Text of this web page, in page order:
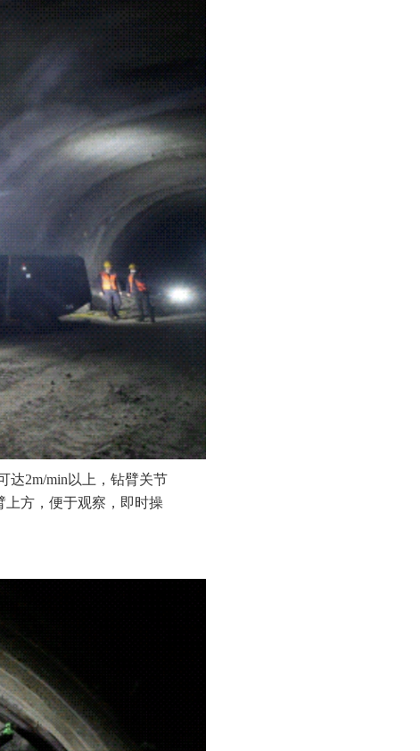
达2m/min以上，钻臂关节
上方，便于观察，即时操